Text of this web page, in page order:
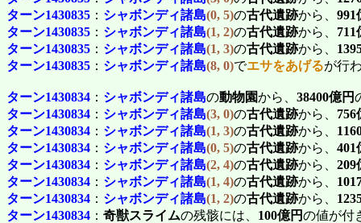
ターン1430835 ： シャボンディ諸島(0, 5)の古代遺跡から、 991
ターン1430835 ： シャボンディ諸島(1, 2)の古代遺跡から、 711
ターン1430835 ： シャボンディ諸島(1, 3)の古代遺跡から、
ターン1430835 ： シャボンディ諸島(8, 0)でエサをあげるが行
ターン1430834 ： シャボンディ諸島の動物園から、 38400億円
ターン1430834 ： シャボンディ諸島(3, 0)の古代遺跡から、 756
ターン1430834 ： シャボンディ諸島(1, 3)の古代遺跡から、
ターン1430834 ： シャボンディ諸島(0, 5)の古代遺跡から、 401
ターン1430834 ： シャボンディ諸島(2, 4)の古代遺跡から、 209
ターン1430834 ： シャボンディ諸島(1, 4)の古代遺跡から、
ターン1430834 ： シャボンディ諸島(1, 2)の古代遺跡から、
ターン1430834 ： 奇獣スライムの残骸には、 100億円の値が付